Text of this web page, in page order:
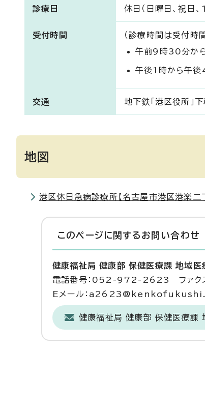
診療日 休日（日曜日、祝日
受付時間
（診療時間は受付時
午前9時30分か
午後1時から午
交通 地下鉄「港区役所」
地図
港区休日急病診療所【名古屋市港区港楽
このページに関する お問い合わせ
健康福祉局 健康部 保健医療課 地域医
電話番号：052-972-2623 ファ
Eメール：
健康福祉局 健康部 保健医療課